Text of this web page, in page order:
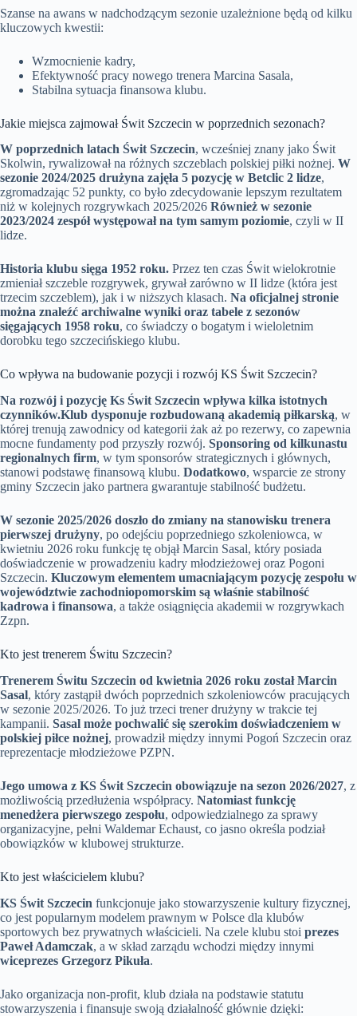
Szanse na awans w nadchodzącym sezonie uzależnione będą od kilku
kluczowych kwestii:
Wzmocnienie kadry,
Efektywność pracy nowego trenera Marcina Sasala,
Stabilna sytuacja finansowa klubu.
Jakie miejsca zajmował Świt Szczecin w poprzednich sezonach?
W poprzednich latach Świt Szczecin, wcześniej znany jako Świt
Skolwin, rywalizował na różnych szczeblach polskiej piłki nożnej. W
sezonie 2024/2025 drużyna zajęła 5 pozycję w Betclic 2 lidze,
zgromadzając 52 punkty, co było zdecydowanie lepszym rezultatem
niż w kolejnych rozgrywkach 2025/2026 Również w sezonie
2023/2024 zespół występował na tym samym poziomie, czyli w II
lidze.
Historia klubu sięga 1952 roku. Przez ten czas Świt wielokrotnie
zmieniał szczeble rozgrywek, grywał zarówno w II lidze (która jest
trzecim szczeblem), jak i w niższych klasach. Na oficjalnej stronie
można znaleźć archiwalne wyniki oraz tabele z sezonów
sięgających 1958 roku, co świadczy o bogatym i wieloletnim
dorobku tego szczecińskiego klubu.
Co wpływa na budowanie pozycji i rozwój KS Świt Szczecin?
Na rozwój i pozycję Ks Świt Szczecin wpływa kilka istotnych
czynników.Klub dysponuje rozbudowaną akademią piłkarską, w
której trenują zawodnicy od kategorii żak aż po rezerwy, co zapewnia
mocne fundamenty pod przyszły rozwój. Sponsoring od kilkunastu
regionalnych firm, w tym sponsorów strategicznych i głównych,
stanowi podstawę finansową klubu. Dodatkowo, wsparcie ze strony
gminy Szczecin jako partnera gwarantuje stabilność budżetu.
W sezonie 2025/2026 doszło do zmiany na stanowisku trenera
pierwszej drużyny, po odejściu poprzedniego szkoleniowca, w
kwietniu 2026 roku funkcję tę objął Marcin Sasal, który posiada
doświadczenie w prowadzeniu kadry młodzieżowej oraz Pogoni
Szczecin. Kluczowym elementem umacniającym pozycję zespołu w
województwie zachodniopomorskim są właśnie stabilność
kadrowa i finansowa, a także osiągnięcia akademii w rozgrywkach
Zzpn.
Kto jest trenerem Świtu Szczecin?
Trenerem Świtu Szczecin od kwietnia 2026 roku został Marcin
Sasal, który zastąpił dwóch poprzednich szkoleniowców pracujących
w sezonie 2025/2026. To już trzeci trener drużyny w trakcie tej
kampanii. Sasal może pochwalić się szerokim doświadczeniem w
polskiej piłce nożnej, prowadził między innymi Pogoń Szczecin oraz
reprezentacje młodzieżowe PZPN.
Jego umowa z KS Świt Szczecin obowiązuje na sezon 2026/2027, z
możliwością przedłużenia współpracy. Natomiast funkcję
menedżera pierwszego zespołu, odpowiedzialnego za sprawy
organizacyjne, pełni Waldemar Echaust, co jasno określa podział
obowiązków w klubowej strukturze.
Kto jest właścicielem klubu?
KS Świt Szczecin funkcjonuje jako stowarzyszenie kultury fizycznej,
co jest popularnym modelem prawnym w Polsce dla klubów
sportowych bez prywatnych właścicieli. Na czele klubu stoi prezes
Paweł Adamczak, a w skład zarządu wchodzi między innymi
wiceprezes Grzegorz Pikuła.
Jako organizacja non-profit, klub działa na podstawie statutu
stowarzyszenia i finansuje swoją działalność głównie dzięki: